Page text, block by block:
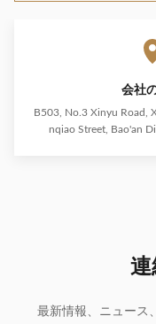
会社
B503, No.3 Xinyu Road,
nqiao Street, Bao'an
連
最新情報、ニュース